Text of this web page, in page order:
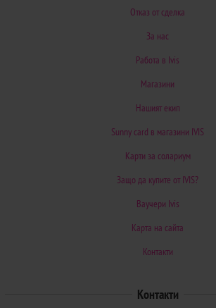
Отказ от сделка
За нас
Работа в Ivis
Магазини
Нашият екип
Sunny card в магазини IVIS
Карти за солариум
Защо да купите от IVIS?
Ваучери Ivis
Карта на сайта
Контакти
Контакти